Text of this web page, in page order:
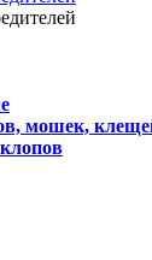
мошек,